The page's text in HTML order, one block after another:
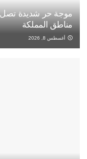
مناطق المملكة
أغسطس 8, 2026